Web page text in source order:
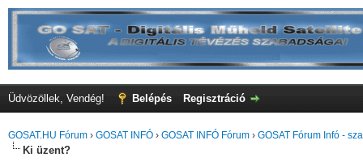
Üdvözöllek, Vendég! Belépés Regisztráció
GOSAT.HU Fórum › GOSAT INFÓ › GOSAT INFÓ Fórum › GOSAT Fórum Infó -
Ki üzent?